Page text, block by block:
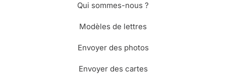
Qui sommes-nous ?
Modèles de lettres
Envoyer des photos
Envoyer des cartes